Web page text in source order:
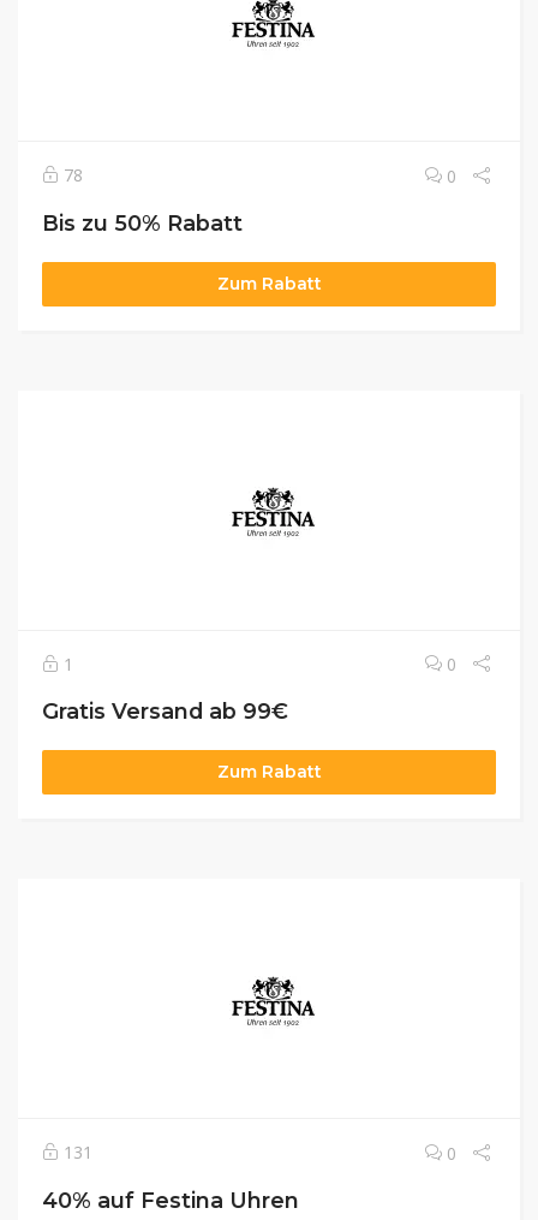
78 0
Bis zu 50% Rabatt
Zum Rabatt
1 0
Gratis Versand ab 99€
Zum Rabatt
131 0
40% auf Festina Uhren